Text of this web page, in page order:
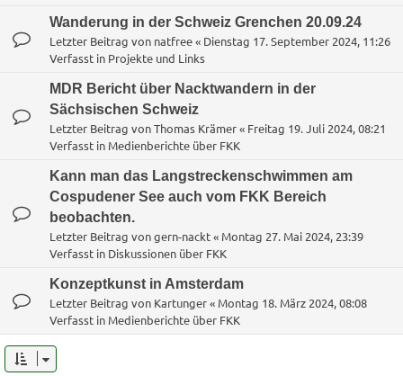
Wanderung in der Schweiz Grenchen 20.09.24
Letzter Beitrag von natfree« Dienstag 17. September 2024, 11:26
Verfasst in Projekte und Links
MDR Bericht über Nacktwandern in der
Sächsischen Schweiz
Letzter Beitrag vonThomas Krämer« Freitag 19. Juli 2024, 08:21
Verfasst in Medienberichte über FKK
Kann man das Langstreckenschwimmen am
Cospudener See auch vom FKK Bereich
beobachten.
Letzter Beitrag vongern-nackt« Montag 27. Mai 2024, 23:39
Verfasst in Diskussionen über FKK
Konzeptkunst in Amsterdam
Letzter Beitrag von Kartunger« Montag 18. März 2024, 08:08
Verfasst in Medienberichte über FKK